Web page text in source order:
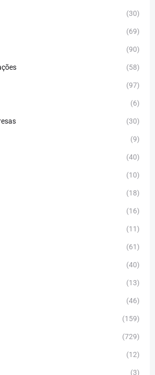
(30)
(69)
(90)
(58)
(97)
(6)
(30)
(9)
(40)
(10)
(18)
(16)
(11)
(61)
(40)
(13)
(46)
(159)
(729)
(12)
(3)